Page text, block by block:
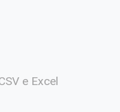
e Excel